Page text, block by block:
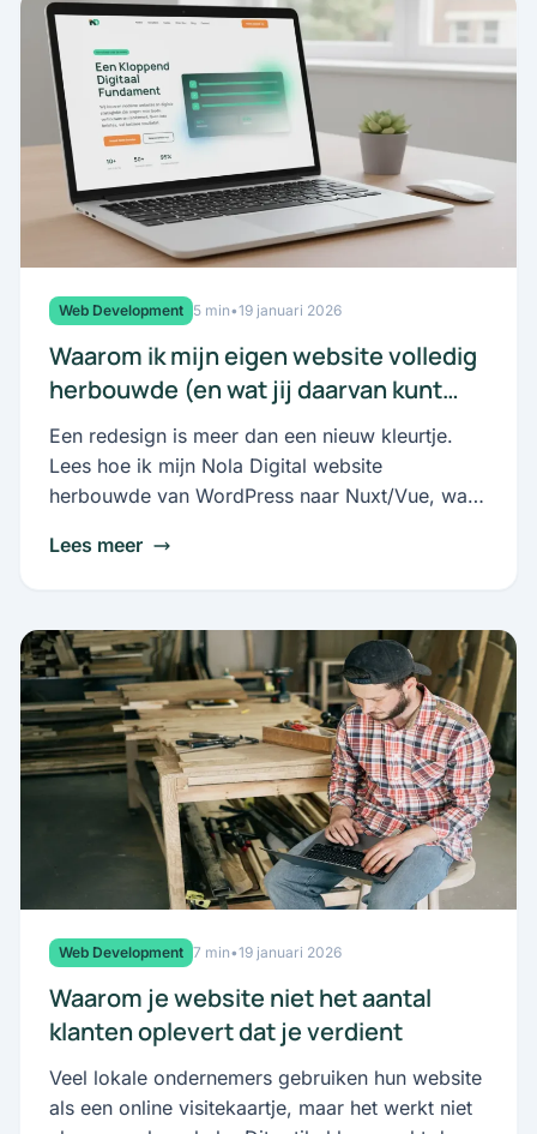
Web Development 5 min•19 januari 2026
Waarom ik mijn eigen website volledig
herbouwde (en wat jij daarvan kunt
leren)
Een redesign is meer dan een nieuw kleurtje.
Lees hoe ik mijn Nola Digital website
herbouwde van WordPress naar Nuxt/Vue, wat
wanneer het écht de moeite is om je site te
Lees meer
Web Development 7 min•19 januari 2026
Waarom je website niet het aantal
klanten oplevert dat je verdient
Veel lokale ondernemers gebruiken hun website
als een online visitekaartje, maar het werkt niet